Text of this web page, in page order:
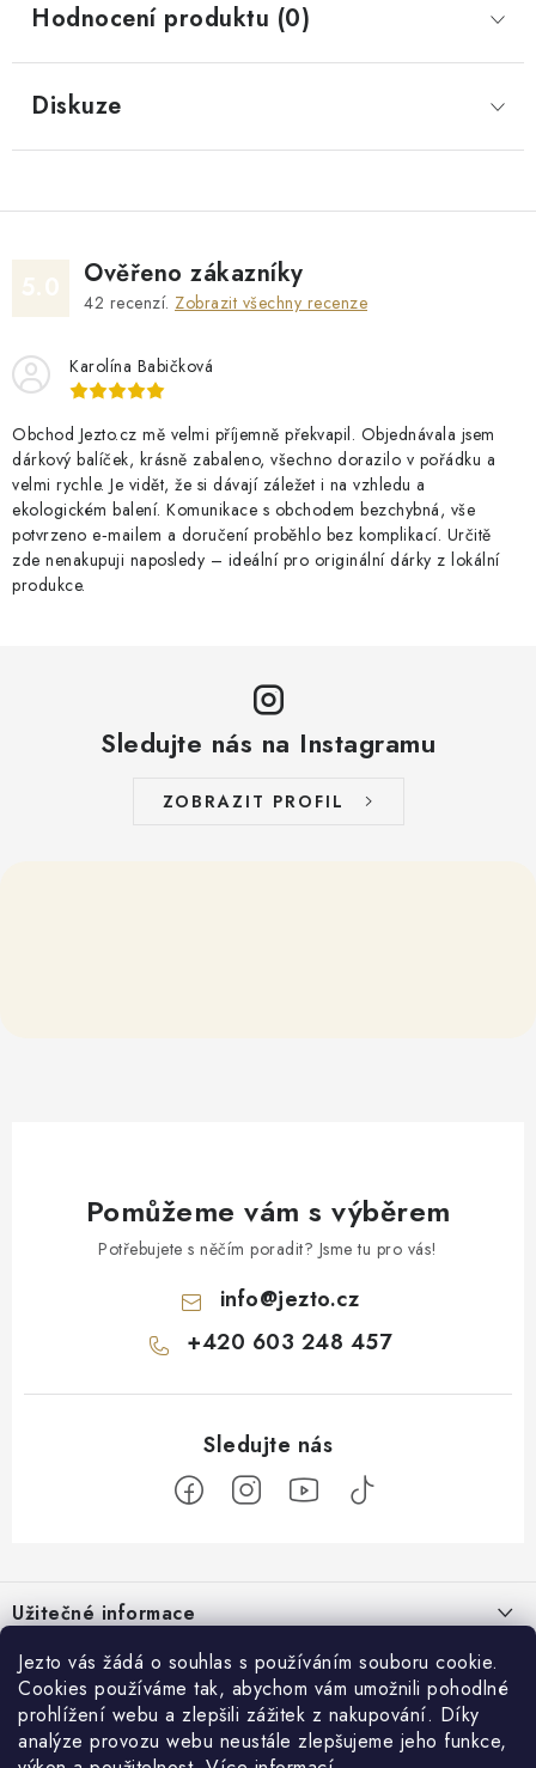
Jezto vás žádá o souhlas s používáním souboru cookie.
Cookies používáme tak, abychom vám umožnili pohodlné
prohlížení webu a zlepšili zážitek z nakupování. Díky
analýze provozu webu neustále zlepšujeme jeho funkce,
Hodnocení produktu (0)
Diskuze
Ověřeno zákazníky
42 recenzí. Zobrazit všechny recenze
Karolína Babičková
Obchod Jezto.cz mě velmi příjemně překvapil. Objednávala jsem
dárkový balíček, krásně zabaleno, všechno dorazilo v pořádku a
velmi rychle. Je vidět, že si dávají záležet i na vzhledu a
ekologickém balení. Komunikace s obchodem bezchybná, vše
potvrzeno e‑mailem a doručení proběhlo bez komplikací. Určitě
zde nenakupuji naposledy – ideální pro originální dárky z lokální
produkce.
Sledujte nás na Instagramu
ZOBRAZIT PROFIL
Pomůžeme vám s výběrem
Potřebujete s něčím poradit? Jsme tu pro vás!
info@jezto.cz
+420 603 248 457
pUžitečné informace
O nás
Náš příběh
Firemní dárky
Zákaznický servis
Obchodní podmínky
Přijímáme online platby